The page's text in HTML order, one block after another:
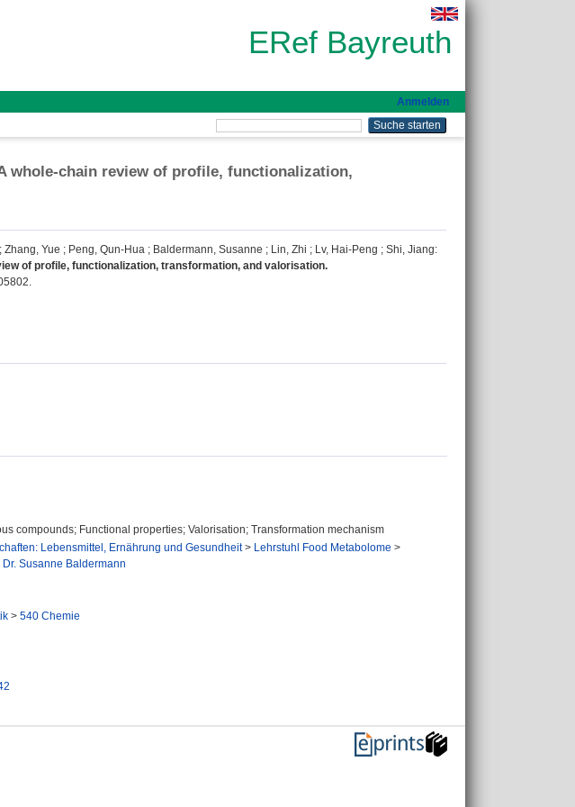
ERef Bayreuth
Anmelden
whole-chain review of profile, functionalization,
; Zhang, Yue ; Peng, Qun-Hua ; Baldermann, Susanne ; Lin, Zhi ; Lv, Hai-Peng ; Shi, Jiang:
of profile, functionalization, transformation, and valorisation.
compounds; Functional properties; Valorisation; Transformation mechanism
Lebensmittel, Ernährung und Gesundheit> Lehrstuhl Food Metabolome >
Susanne Baldermann
> 540 Chemie